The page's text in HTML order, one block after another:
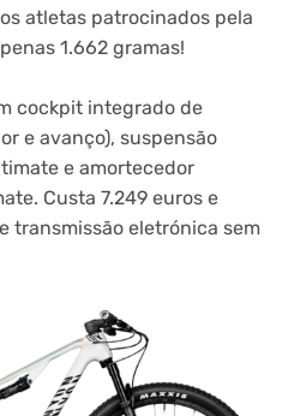
atletas patrocinados pela
1.662 gramas!
cockpit integrado de
e avanço), suspensão
e amortecedor
Custa 7.249 euros e
transmissão eletrónica sem